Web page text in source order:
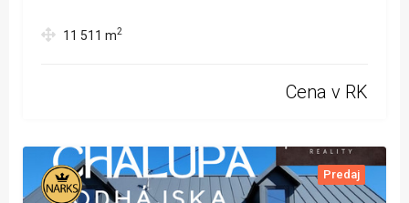
11 511 m2
Cena v RK
Predaj